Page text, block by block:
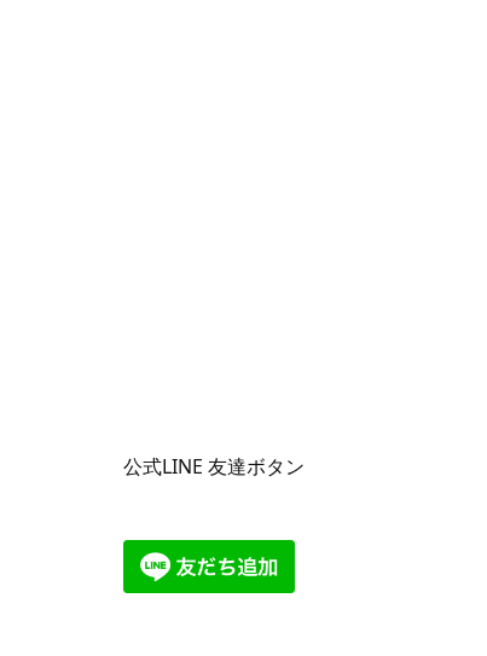
公式LINE 友達ボタン